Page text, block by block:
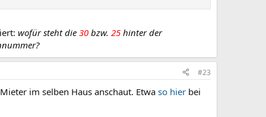
wofür steht die 30 bzw. 25 hinter der
#23
im selben Haus anschaut. Etwa so hier bei